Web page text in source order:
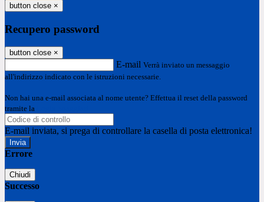
button close ×
Recupero password
button close ×
E-mail Verrà inviato un messaggio
all'indirizzo indicato con le istruzioni necessarie.
Non hai una e-mail associata al nome utente? Effettua il reset della password
tramite la
E-mail inviata, si prega di controllare la casella di posta elettronica!
Errore
Chiudi
Successo